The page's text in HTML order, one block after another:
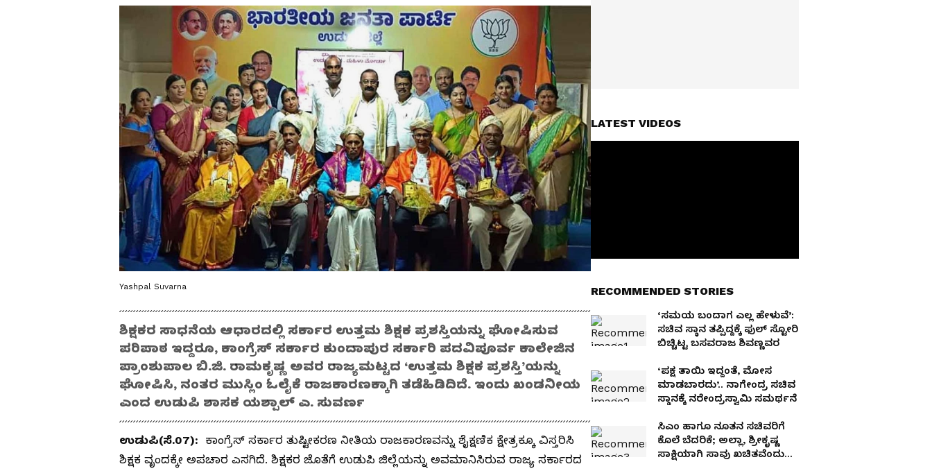
Yashpal Suvarna
ಶಿಕ್ಷಕರ ಸಾಧನೆಯ ಆಧಾರದಲ್ಲಿ ಸರ್ಕಾರ ಉತ್ತಮ ಶಿಕ್ಷಕ ಪ್ರಶಸ್ತಿಯನ್ನು ಘೋಷಿಸುವ
ಪರಿಪಾಠ ಇದ್ದರೂ, ಕಾಂಗ್ರೆಸ್ ಸರ್ಕಾರ ಕುಂದಾಪುರ ಸರ್ಕಾರಿ ಪದವಿಪೂರ್ವ ಕಾಲೇಜಿನ
ಪ್ರಾಂಶುಪಾಲ ಬಿ.ಜಿ. ರಾಮಕೃಷ್ಣ ಅವರ ರಾಜ್ಯಮಟ್ಟದ ‘ಉತ್ತಮ ಶಿಕ್ಷಕ ಪ್ರಶಸ್ತಿ’ಯನ್ನು
ಘೋಷಿಸಿ, ನಂತರ ಮುಸ್ಲಿಂ ಓಲೈಕೆ ರಾಜಕಾರಣಕ್ಕಾಗಿ ತಡೆಹಿಡಿದಿದೆ. ಇಂದು ಖಂಡನೀಯ
ಎಂದ ಉಡುಪಿ ಶಾಸಕ ಯಶ್ಪಾಲ್ ಎ. ಸುವರ್ಣ
ಉಡುಪಿ(ಸೆ.07): ಕಾಂಗ್ರೆಸ್ ಸರ್ಕಾರ ತುಷ್ಟೀಕರಣ ನೀತಿಯ ರಾಜಕಾರಣವನ್ನು ಶೈಕ್ಷಣಿಕ ಕ್ಷೇತ್ರಕ್ಕೂ ವಿಸ್ತರಿಸಿ
ಶಿಕ್ಷಕ ವೃಂದಕ್ಕೇ ಅಪಚಾರ ಎಸಗಿದೆ. ಶಿಕ್ಷಕರ ಜೊತೆಗೆ ಉಡುಪಿ ಜಿಲ್ಲೆಯನ್ನು ಅವಮಾನಿಸಿರುವ ರಾಜ್ಯ ಸರ್ಕಾರದ
LATEST VIDEOS
RECOMMENDED STORIES
‘ಸಮಯ ಬಂದಾಗ ಎಲ್ಲ ಹೇಳುವೆ’:
ಸಚಿವ ಸ್ಥಾನ ತಪ್ಪಿದ್ದಕ್ಕೆ ಫುಲ್ ಸ್ಟೋರಿ
ಬಿಚ್ಚಿಟ್ಟ ಬಸವರಾಜ ಶಿವಣ್ಣವರ
‘ಪಕ್ಷ ತಾಯಿ ಇದ್ದಂತೆ, ಮೋಸ
ಮಾಡಬಾರದು’.. ನಾಗೇಂದ್ರ ಸಚಿವ
ಸ್ಥಾನಕ್ಕೆ ನರೇಂದ್ರಸ್ವಾಮಿ ಸಮರ್ಥನೆ
ಸಿಎಂ ಹಾಗೂ ನೂತನ ಸಚಿವರಿಗೆ
ಕೊಲೆ ಬೆದರಿಕೆ; ಅಲ್ಲಾ, ಶ್ರೀಕೃಷ್ಣ
ಸಾಕ್ಷಿಯಾಗಿ ಸಾವು ಖಚಿತವೆಂದು